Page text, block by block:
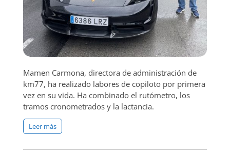
Mamen Carmona, directora de administración de
km77, ha realizado labores de copiloto por primera
vez en su vida. Ha combinado el rutómetro, los
tramos cronometrados y la lactancia.
Leer más